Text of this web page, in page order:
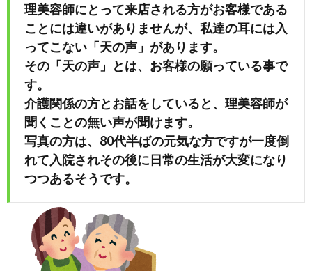
理美容師にとって来店される方がお客様である
ことには違いがありませんが、私達の耳には入
ってこない「天の声」があります。
その「天の声」とは、お客様の願っている事で
す。
介護関係の方とお話をしていると、理美容師が
聞くことの無い声が聞けます。
写真の方は、80代半ばの元気な方ですが一度倒
れて入院されその後に日常の生活が大変になり
つつあるそうです。